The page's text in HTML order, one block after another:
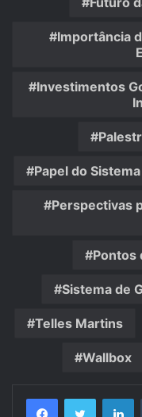
Importância
Investimentos
Papel do
Perspectivas
Pontos
Sistema de
Telles Martins
Wallbox